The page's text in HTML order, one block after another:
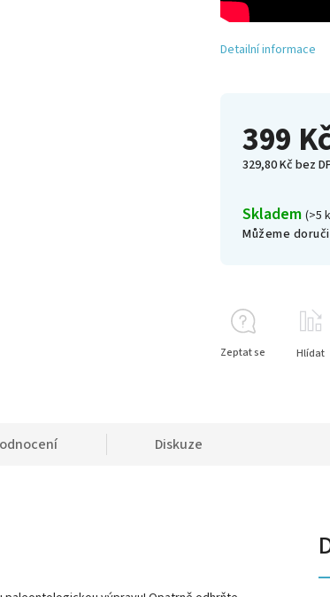
399
329,80 Kč bez
Skladem (>5
Můžeme
Detailní informace
Zeptat se Hlídat
Diskuze